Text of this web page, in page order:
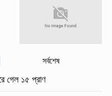
সর্বশেষ
গেল ১৫ প্রাণ